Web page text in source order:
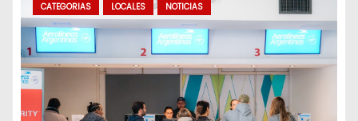
CATEGORIAS LOCALES NOTICIAS